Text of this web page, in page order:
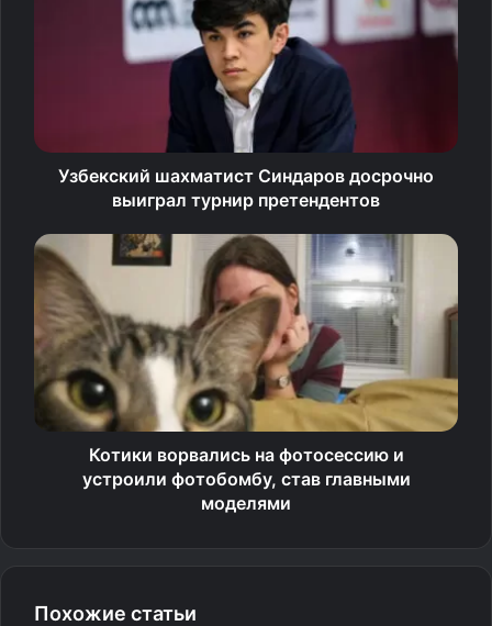
не из дворянских салонов, а из Японии эпохи Эдо
(1600−1803). Там она называлась юбикири (指切り), что
в дословном переводе означает «отрезанный палец».
И это не случайно. Ритуал действительно восходит
к японской преступной традиции, где в качестве
извинения или знака искренности провинившийся мог
отрубить себе мизинец и вручить его обиженному.
Со временем жест смягчился до простого
переплетения пальцев, но добавилась новая грозная
деталь — словесное заклинание: «Клянусь мизинцем.
Тот, кто солжёт, проглотит тысячу иголок».
2.
Узбекский шахматист Синдаров досрочно
выиграл турнир претендентов
Котики ворвались на фотосессию и
устроили фотобомбу, став главными
моделями
Похожие статьи